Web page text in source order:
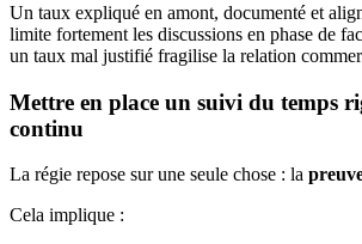
Un taux expliqué en amont, documenté et
limite fortement les discussions en phase de
un taux mal justifié fragilise la relation
Mettre en place un suivi du temps
continu
La régie repose sur une seule chose : la
Cela implique :